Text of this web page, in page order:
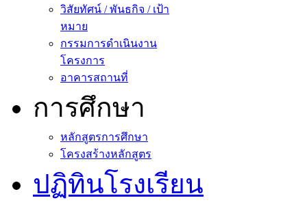
วิสัยทัศน์ / พันธกิจ / เป้า
หมาย
กรรมการดำเนินงาน
โครงการ
อาคารสถานที่
การศึกษา
หลักสูตรการศึกษา
โครงสร้างหลักสูตร
ปฏิทินโรงเรียน